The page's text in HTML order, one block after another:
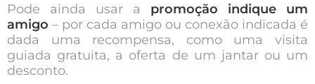
Pode ainda usar a promoção indique um
amigo – por cada amigo ou conexão indicada é
dada uma recompensa, como uma visita
guiada gratuita, a oferta de um jantar ou um
desconto.